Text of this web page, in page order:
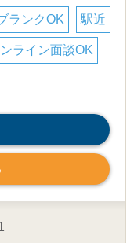
ランクOK 駅近
ライン面談OK